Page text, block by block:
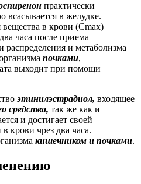
практически
всасывается в желудке.
в крови (Cmax)
часа после приема
распределения и метаболизма
почками,
выходит при помощи
этинилэстрадиол, входящее
средства, так же как и
и достигает своей
крови чрез два часа.
кишечником и почками.